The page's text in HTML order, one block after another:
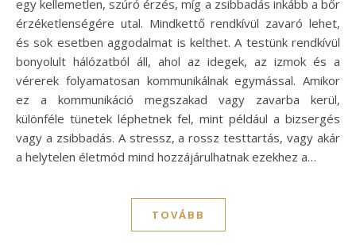
egy kellemetlen, szúró érzés, míg a zsibbadás inkább a bőr
érzéketlenségére utal. Mindkettő rendkívül zavaró lehet,
és sok esetben aggodalmat is kelthet. A testünk rendkívül
bonyolult hálózatból áll, ahol az idegek, az izmok és a
vérerek folyamatosan kommunikálnak egymással. Amikor
ez a kommunikáció megszakad vagy zavarba kerül,
különféle tünetek léphetnek fel, mint például a bizsergés
vagy a zsibbadás. A stressz, a rossz testtartás, vagy akár
a helytelen életmód mind hozzájárulhatnak ezekhez a…
TOVÁBB